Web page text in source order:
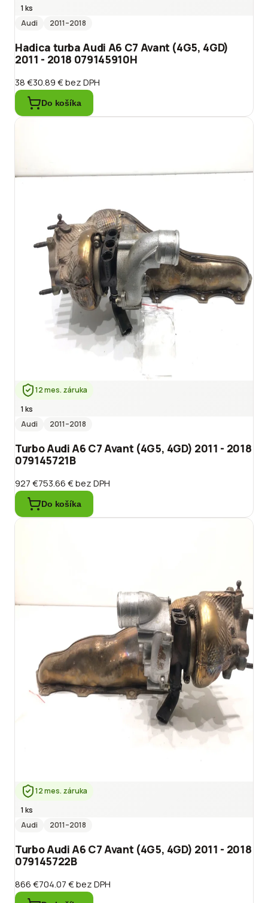
1 ks
Audi
2011–2018
Hadica turba Audi A6 C7 Avant (4G5, 4GD)
2011 - 2018 079145910H
38 €30.89 €bez DPH
Do košíka
12 mes. záruka
1 ks
Audi
2011–2018
Turbo Audi A6 C7 Avant (4G5, 4GD) 2011 - 2018
079145721B
927 €753.66 €bez DPH
Do košíka
12 mes. záruka
1 ks
Audi
2011–2018
Turbo Audi A6 C7 Avant (4G5, 4GD) 2011 - 2018
079145722B
866 €704.07 €bez DPH